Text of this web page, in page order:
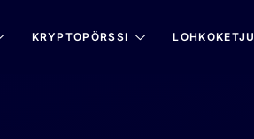
KRYPTOPÖRSSI LOHKOKETJU